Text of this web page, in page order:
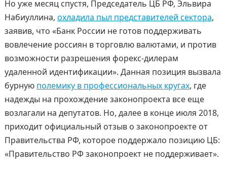
Но уже месяц спустя, Председатель ЦБ РФ, Эльвира
Набиуллина, охладила пыл представителей сектора,
заявив, что «Банк России не готов поддерживать
вовлечение россиян в торговлю валютами, и против
возможности разрешения форекс-дилерам
удаленной идентификации». Данная позиция вызвала
бурную полемику в профессиональных кругах, где
надежды на прохождение законопроекта все еще
возлагали на депутатов. Но, далее в конце июля 2018,
приходит официальный отзыв о законопроекте от
Правительства РФ, которое поддержало позицию ЦБ:
«Правительство РФ законопроект не поддерживает».